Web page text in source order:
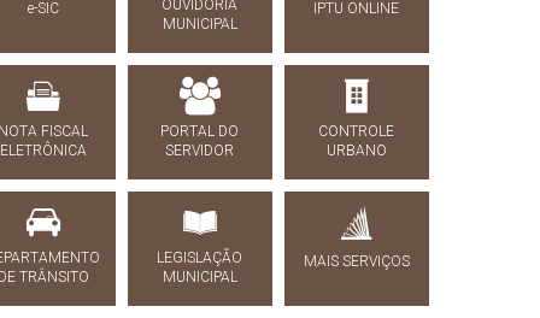
e-SIC
OUVIDORIA
MUNICIPAL
IPTU ONLINE
FISCAL
ELETRÔNICA
PORTAL DO
SERVIDOR
CONTROLE
URBANO
TRÂNSITO
LEGISLAÇÃO
MUNICIPAL
MAIS SERVIÇOS